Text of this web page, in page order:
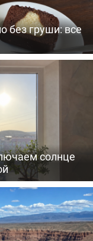
без груши: все
солнце